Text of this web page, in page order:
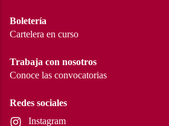
Boletería
Cartelera en curso
Trabaja con nosotros
Conoce las convocatorias
Redes sociales
Instagram